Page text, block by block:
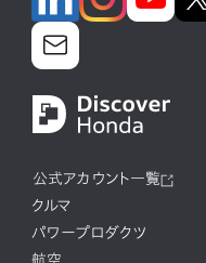
公式アカウント一覧
クルマ
パワープロダクツ
航空